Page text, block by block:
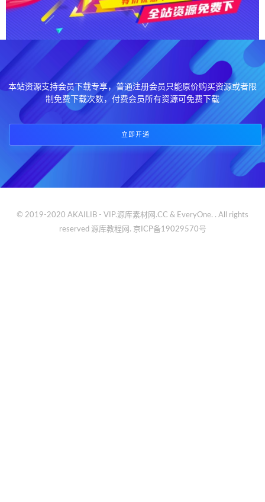
本站资源支持会员下载专享，普通注册会员只能原价购买资源或者限
制免费下载次数，付费会员所有资源可免费下载
立即开通
© 2019-2020 AKAILIB - VIP.源库素材网.CC & EveryOne. . All rights
reserved 源库教程网. 京ICP备19029570号